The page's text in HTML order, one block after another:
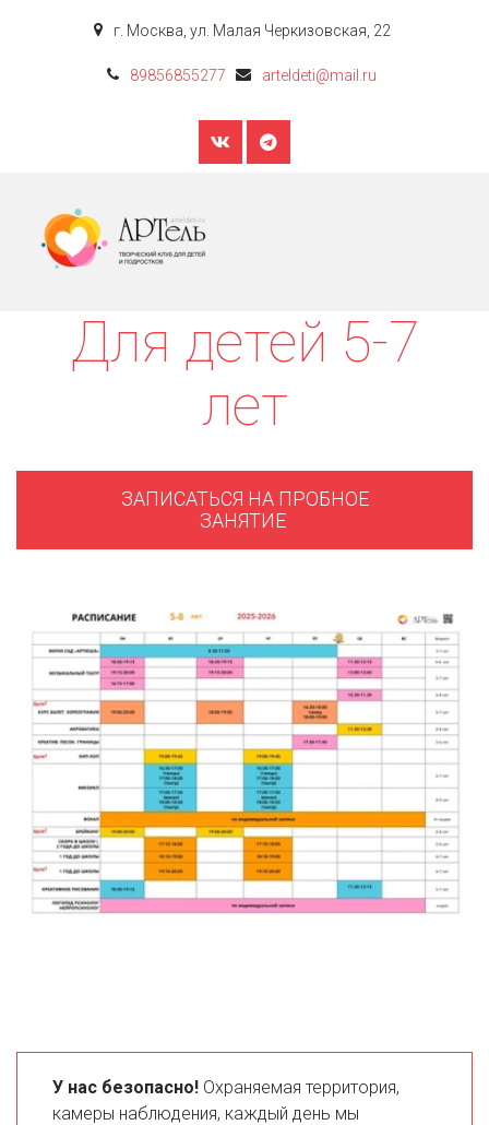
г. Москва ул. Малая Черкизовская, 22
89856855277 arteldeti@mail.ru
Для детей 5-7
лет
ЗАПИСАТЬСЯ НА ПРОБНОЕ
ЗАНЯТИЕ
У нас безопасно! Охраняемая территория,
камеры наблюдения, каждый день мы